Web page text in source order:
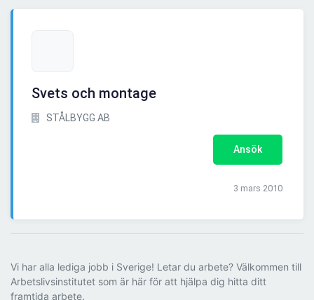
Svets och montage
STÅLBYGG AB
Ansök
3 mars 2010
Vi har alla lediga jobb i Sverige! Letar du arbete? Välkommen till
Arbetslivsinstitutet som är här för att hjälpa dig hitta ditt
framtida arbete.